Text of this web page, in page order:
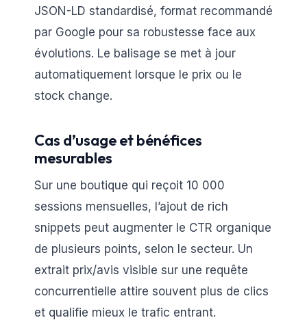
JSON-LD standardisé, format recommandé
par Google pour sa robustesse face aux
évolutions. Le balisage se met à jour
automatiquement lorsque le prix ou le
stock change.
Cas d’usage et bénéfices
mesurables
Sur une boutique qui reçoit 10 000
sessions mensuelles, l’ajout de rich
snippets peut augmenter le CTR organique
de plusieurs points, selon le secteur. Un
extrait prix/avis visible sur une requête
concurrentielle attire souvent plus de clics
et qualifie mieux le trafic entrant.